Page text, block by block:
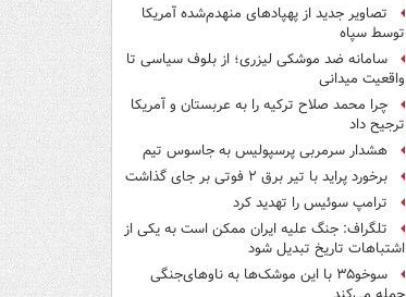
تصاویر جدید از پهپادهای منهدم‌شده آمریکا
توسط سپاه
سامانه ضد موشکی لیزری؛ از بلوف سیاسی تا
واقعیت میدانی
چرا محمد صلاح ترکیه را به عربستان و آمریکا
ترجیح داد
هشدار سرمربی پرسپولیس به جاسوس تیم
برخورد پراید با تیر برق ۲ فوتی بر جای گذاشت
ترامپ سوئیس را تهدید کرد
تلگراف: جنگ علیه ایران ممکن است به یکی از
اشتباهات تاریخ تبدیل شود
سوخو۳۵ با این موشک‌ها به ناوهای‌جنگی